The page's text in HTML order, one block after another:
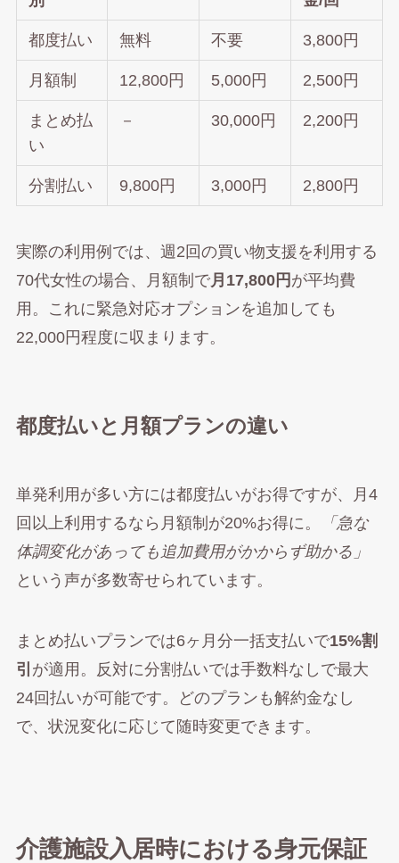
都度払い 無料 不要 3,800円
月額制 12,800円 5,000円 2,500円
まとめ払
い
－ 30,000円 2,200円
分割払い 9,800円 3,000円 2,800円
実際の利用例では、週2回の買い物支援を利用する
70代女性の場合、月額制で月17,800円 が平均費
用。これに緊急対応オプションを追加しても
22,000円程度に収まります。
都度払いと月額プランの違い
単発利用が多い方には都度払いがお得ですが、月4
回以上利用するなら月額制が20%お得に。
「急な
体調変化があっても追加費用がかからず助かる」
という声が多数寄せられています。
まとめ払いプランでは6ヶ月分一括支払いで15%割
引 が適用。反対に分割払いでは手数料なしで最大
24回払いが可能です。どのプランも解約金なし
で、状況変化に応じて随時変更できます。
介護施設入居時における身元保証